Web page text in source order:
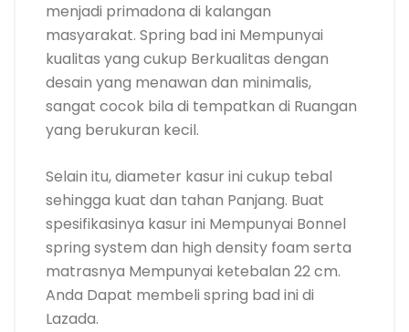
menjadi primadona di kalangan
masyarakat. Spring bad ini Mempunyai
kualitas yang cukup Berkualitas dengan
desain yang menawan dan minimalis,
sangat cocok bila di tempatkan di Ruangan
yang berukuran kecil.
Selain itu, diameter kasur ini cukup tebal
sehingga kuat dan tahan Panjang. Buat
spesifikasinya kasur ini Mempunyai Bonnel
spring system dan high density foam serta
matrasnya Mempunyai ketebalan 22 cm.
Anda Dapat membeli spring bad ini di
Lazada.